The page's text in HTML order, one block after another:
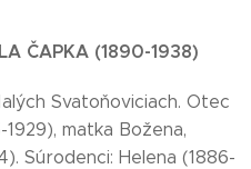
ČAPKA (1890-1938)
Svatoňoviciach. Otec
matka Božena,
Súrodenci: Helena (1886-